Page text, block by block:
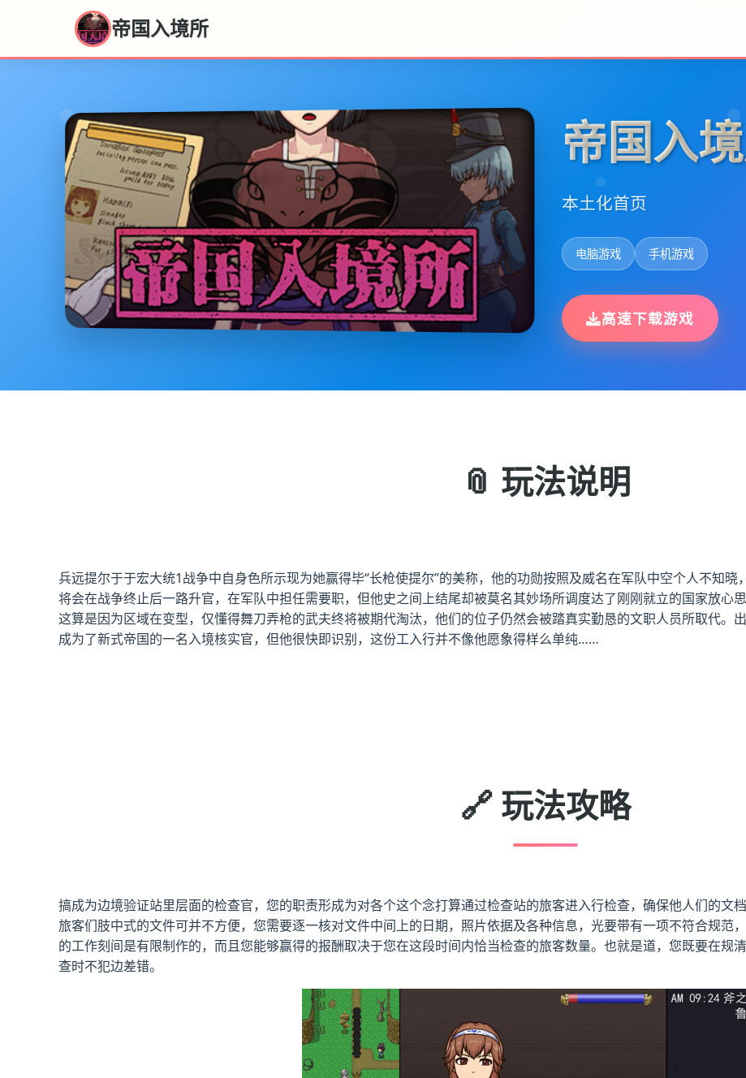
帝国入境所
帝国入
本土化首页
电脑游戏 手机游戏
高速下载游戏
📎 玩法说明
兵远提尔于于宏大统1战争中自身色所示现为她赢得毕“长枪使提尔”的美称，他的功勋按照及威名在军队中空个人不知
将会在战争终止后一路升官，在军队中担任需要职，但他史之间上结尾却被莫名其妙场所调度达了刚刚就立的国家放心
这算是因为区域在变型，仅懂得舞刀弄枪的武夫终将被期代淘汰，他们的位子仍然会被踏真实勤恳的文职人员所取代。
成为了新式帝国的一名入境核实官，但他很快即识别，这份工入行并不像他愿象得样么单纯……
🔗 玩法攻略
搞成为边境验证站里层面的检查官，您的职责形成为对各个这个念打算通过检查站的旅客进入行检查，确保他人们的文
旅客们肢中式的文件可并不方便，您需要逐一核对文件中间上的日期，照片依据及各种信息，光要带有一项不符合规范
的工作刻间是有限制作的，而且您能够赢得的报酬取决于您在这段时间内恰当检查的旅客数量。也就是道，您既要在规
查时不犯边差错。